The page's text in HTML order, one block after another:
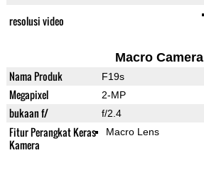
resolusi video
Macro Camera
Nama Produk F19s
Megapixel 2-MP
bukaan f/ f/2.4
Fitur Perangkat Keras
Kamera
Macro Lens